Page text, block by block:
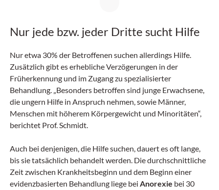
Nur jede bzw. jeder Dritte sucht Hilfe
Nur etwa 30% der Betroffenen suchen allerdings Hilfe.
Zusätzlich gibt es erhebliche Verzögerungen in der
Früherkennung und im Zugang zu spezialisierter
Behandlung. „Besonders betroffen sind junge Erwachsene,
die ungern Hilfe in Anspruch nehmen, sowie Männer,
Menschen mit höherem Körpergewicht und Minoritäten“,
berichtet Prof. Schmidt.
Auch bei denjenigen, die Hilfe suchen, dauert es oft lange,
bis sie tatsächlich behandelt werden. Die durchschnittliche
Zeit zwischen Krankheitsbeginn und dem Beginn einer
evidenzbasierten Behandlung liege bei Anorexie bei 30